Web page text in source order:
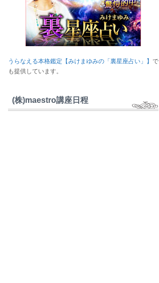
うらなえる本格鑑定【みけまゆみの「裏星座占い」】 で
も提供しています。
(株)maestro講座日程